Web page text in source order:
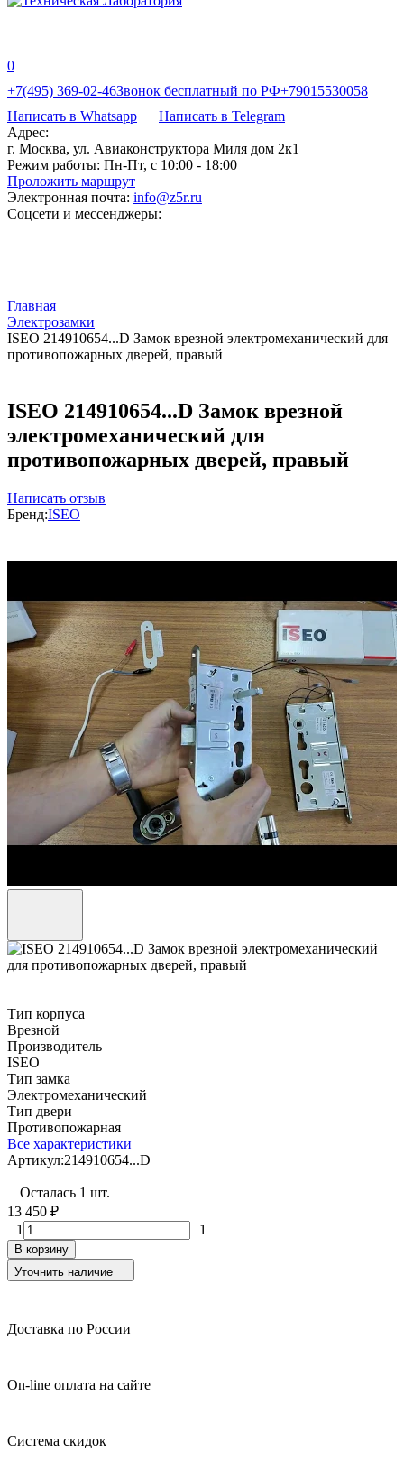
0
+7(495) 369-02-46Звонок бесплатный по РФ+79015530058
Написать в Whatsapp
Написать в Telegram
Адрес:
г. Москва, ул. Авиаконструктора Миля дом 2к1
Режим работы: Пн-Пт, с 10:00 - 18:00
Проложить маршрут
Электронная почта: info@z5r.ru
Соцсети и мессенджеры:
Главная
Электрозамки
ISEO 214910654...D Замок врезной электромеханический для
противопожарных дверей, правый
ISEO 214910654...D Замок врезной
электромеханический для
противопожарных дверей, правый
Написать отзыв
Бренд:ISEO
Тип корпуса
Врезной
Производитель
ISEO
Тип замка
Электромеханический
Тип двери
Противопожарная
Все характеристики
Артикул:214910654...D
Осталась 1 шт.
13 450 ₽
1
1
В корзину
Уточнить наличие
Доставка по России
On-line оплата на сайте
Система скидок